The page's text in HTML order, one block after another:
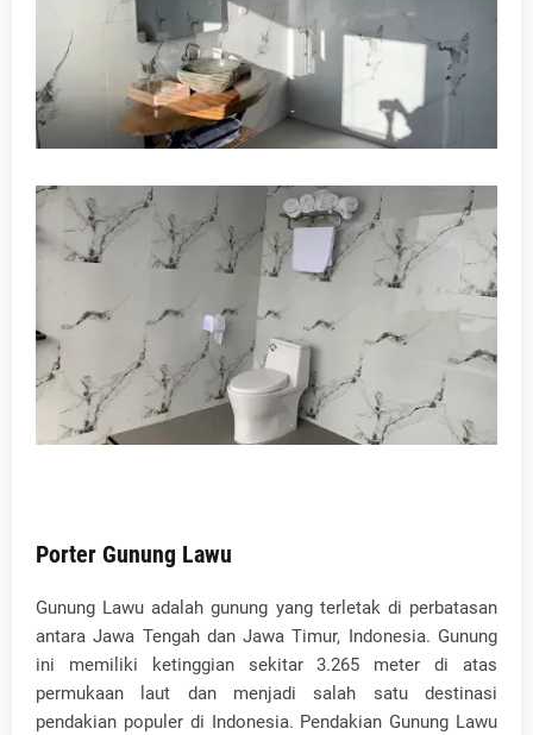
Porter Gunung Lawu
Gunung Lawu adalah gunung yang terletak di perbatasan
antara Jawa Tengah dan Jawa Timur, Indonesia. Gunung
ini memiliki ketinggian sekitar 3.265 meter di atas
permukaan laut dan menjadi salah satu destinasi
pendakian populer di Indonesia. Pendakian Gunung Lawu